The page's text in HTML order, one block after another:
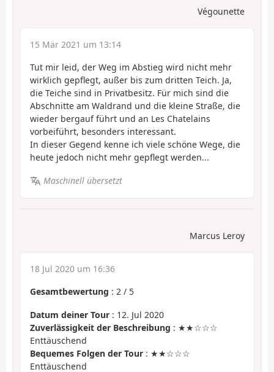
Végounette
15 Mär 2021 um 13:14
Tut mir leid, der Weg im Abstieg wird nicht mehr
wirklich gepflegt, außer bis zum dritten Teich. Ja,
die Teiche sind in Privatbesitz. Für mich sind die
Abschnitte am Waldrand und die kleine Straße, die
wieder bergauf führt und an Les Chatelains
vorbeiführt, besonders interessant.
In dieser Gegend kenne ich viele schöne Wege, die
heute jedoch nicht mehr gepflegt werden...
Maschinell übersetzt
Marcus Leroy
18 Jul 2020 um 16:36
Gesamtbewertung : 2 / 5
Datum deiner Tour : 12. Jul 2020
Zuverlässigkeit der Beschreibung : ★★☆☆☆
Enttäuschend
Bequemes Folgen der Tour : ★★☆☆☆
Enttäuschend